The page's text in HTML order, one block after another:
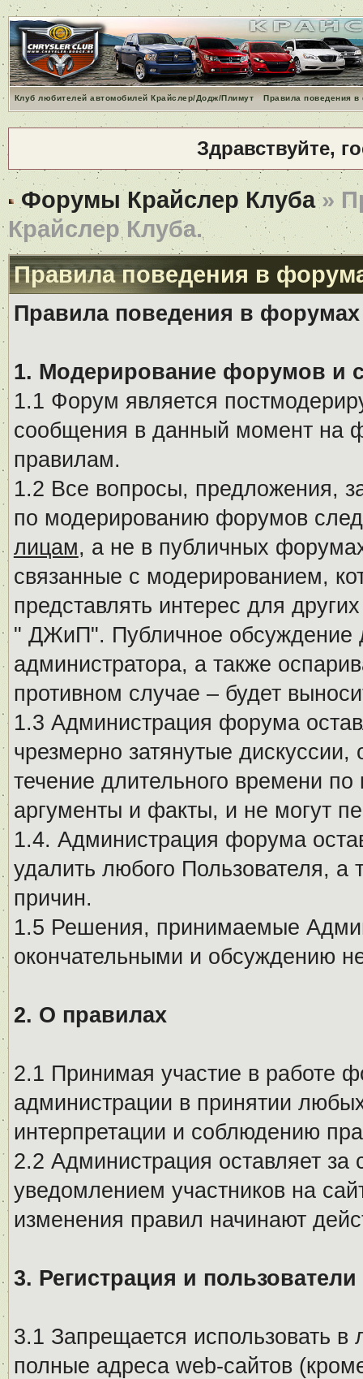
Клуб любителей автомобилей Крайслер/Додж/Плимут Правила поведения
Здравствуйте,
Форумы Крайслер Клуба»
Крайслер Клуба.
Правила поведения в
Правила поведения в
1. Модерирование форумов и
1.1 Форум является
сообщения в данный момент на
правилам.
1.2 Все вопросы, предложения,
по модерированию форумов
лицам, а не в публичных
связанные с модерированием,
представлять интерес для
" ДЖиП". Публичное обсуждение
администратора, а также
противном случае – будет
1.3 Администрация форума
чрезмерно затянутые
течение длительного времени
аргументы и факты, и не могут
1.4. Администрация форума
удалить любого Пользователя, а
причин.
1.5 Решения, принимаемые
окончательными и обсуждению
2. О правилах
2.1 Принимая участие в работе
администрации в принятии
интерпретации и соблюдению
2.2 Администрация оставляет
уведомлением участников на
изменения правил начинают
3. Регистрация и пользователи
3.1 Запрещается использовать
полные адреса web-сайтов